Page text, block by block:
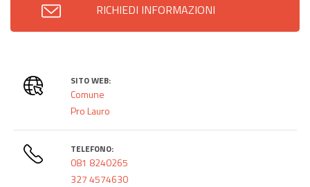
RICHIEDI INFORMAZIONI
SITO WEB:
Comune
Pro Lauro
TELEFONO:
081 8240265
327 4574630